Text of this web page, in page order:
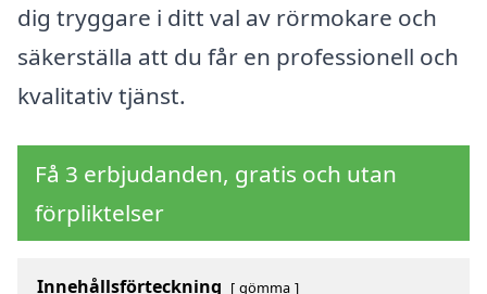
dig tryggare i ditt val av rörmokare och
säkerställa att du får en professionell och
kvalitativ tjänst.
Få 3 erbjudanden, gratis och utan
förpliktelser
Innehållsförteckning gömma